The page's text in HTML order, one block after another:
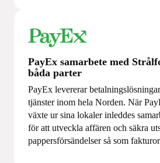
PayEx samarbete med
båda parter
PayEx levererar
tjänster inom hela Norden. När
växte ur sina lokaler inleddes
för att utveckla affären och säkra
pappersförsändelser så som